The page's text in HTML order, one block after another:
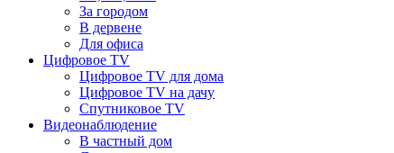
За городом
В дервене
Для офиса
Цифровое TV
Цифровое TV для дома
Цифровое TV на дачу
Спутниковое TV
Видеонаблюдение
В частный дом